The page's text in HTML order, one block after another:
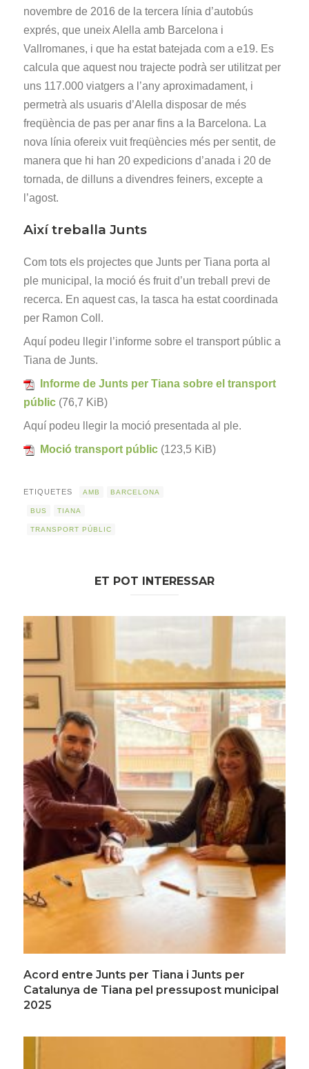
novembre de 2016 de la tercera línia d’autobús
exprés, que uneix Alella amb Barcelona i
Vallromanes, i que ha estat batejada com a e19. Es
calcula que aquest nou trajecte podrà ser utilitzat per
uns 117.000 viatgers a l’any aproximadament, i
permetrà als usuaris d’Alella disposar de més
freqüència de pas per anar fins a la Barcelona. La
nova línia ofereix vuit freqüències més per sentit, de
manera que hi han 20 expedicions d’anada i 20 de
tornada, de dilluns a divendres feiners, excepte a
l’agost.
Així treballa Junts
Com tots els projectes que Junts per Tiana porta al
ple municipal, la moció és fruit d’un treball previ de
recerca. En aquest cas, la tasca ha estat coordinada
per Ramon Coll.
Aquí podeu llegir l’informe sobre el transport públic a
Tiana de Junts.
Informe de Junts per Tiana sobre el transport
públic (76,7 KiB)
Aquí podeu llegir la moció presentada al ple.
Moció transport públic (123,5 KiB)
ETIQUETES AMB BARCELONA
BUS TIANA
TRANSPORT PÚBLIC
ET POT INTERESSAR
Acord entre Junts per Tiana i Junts per
Catalunya de Tiana pel pressupost municipal
2025